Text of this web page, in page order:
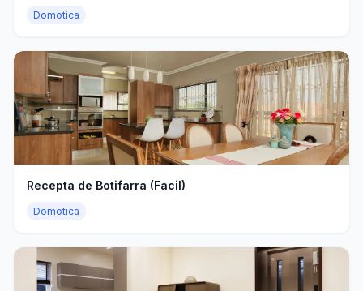
Domotica
Recepta de Botifarra (Facil)
Domotica